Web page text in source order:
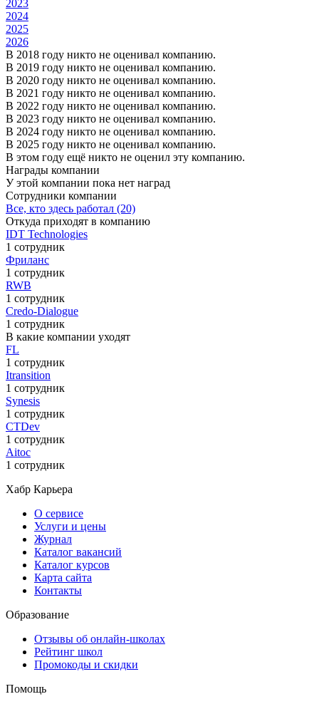
2023
2024
2025
2026
В 2018 году никто не оценивал компанию.
В 2019 году никто не оценивал компанию.
В 2020 году никто не оценивал компанию.
В 2021 году никто не оценивал компанию.
В 2022 году никто не оценивал компанию.
В 2023 году никто не оценивал компанию.
В 2024 году никто не оценивал компанию.
В 2025 году никто не оценивал компанию.
В этом году ещё никто не оценил эту компанию.
Награды компании
У этой компании пока нет наград
Сотрудники компании
Все, кто здесь работал (20)
Откуда приходят в компанию
IDT Technologies
1 сотрудник
Фриланс
1 сотрудник
RWB
1 сотрудник
Credo-Dialogue
1 сотрудник
В какие компании уходят
FL
1 сотрудник
Itransition
1 сотрудник
Synesis
1 сотрудник
CTDev
1 сотрудник
Aitoc
1 сотрудник
Хабр Карьера
О сервисе
Услуги и цены
Журнал
Каталог вакансий
Каталог курсов
Карта сайта
Контакты
Образование
Отзывы об онлайн-школах
Рейтинг школ
Промокоды и скидки
Помощь